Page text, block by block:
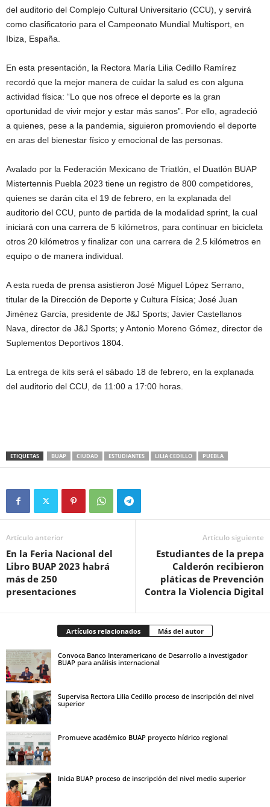
del auditorio del Complejo Cultural Universitario (CCU), y servirá
como clasificatorio para el Campeonato Mundial Multisport, en
Ibiza, España.
En esta presentación, la Rectora María Lilia Cedillo Ramírez
recordó que la mejor manera de cuidar la salud es con alguna
actividad física: “Lo que nos ofrece el deporte es la gran
oportunidad de vivir mejor y estar más sanos”. Por ello, agradeció
a quienes, pese a la pandemia, siguieron promoviendo el deporte
en aras del bienestar físico y emocional de las personas.
Avalado por la Federación Mexicano de Triatlón, el Duatlón BUAP
Mistertennis Puebla 2023 tiene un registro de 800 competidores,
quienes se darán cita el 19 de febrero, en la explanada del
auditorio del CCU, punto de partida de la modalidad sprint, la cual
iniciará con una carrera de 5 kilómetros, para continuar en bicicleta
otros 20 kilómetros y finalizar con una carrera de 2.5 kilómetros en
equipo o de manera individual.
A esta rueda de prensa asistieron José Miguel López Serrano,
titular de la Dirección de Deporte y Cultura Física; José Juan
Jiménez García, presidente de J&J Sports; Javier Castellanos
Nava, director de J&J Sports; y Antonio Moreno Gómez, director de
Suplementos Deportivos 1804.
La entrega de kits será el sábado 18 de febrero, en la explanada
del auditorio del CCU, de 11:00 a 17:00 horas.
ETIQUETAS BUAP CIUDAD ESTUDIANTES LILIA CEDILLO PUEBLA
Artículo anterior
En la Feria Nacional del
Libro BUAP 2023 habrá
más de 250
presentaciones
Artículo siguiente
Estudiantes de la prepa
Calderón recibieron
pláticas de Prevención
Contra la Violencia Digital
Artículos relacionados Más del autor
Convoca Banco Interamericano de Desarrollo a investigador
BUAP para análisis internacional
Supervisa Rectora Lilia Cedillo proceso de inscripción del nivel
superior
Promueve académico BUAP proyecto hídrico regional
Inicia BUAP proceso de inscripción del nivel medio superior